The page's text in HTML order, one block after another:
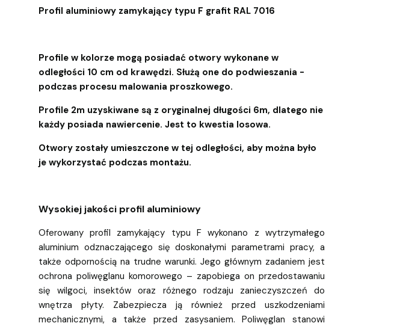
Profil aluminiowy zamykający typu F grafit RAL 7016
Profile w kolorze mogą posiadać otwory wykonane w
odległości 10 cm od krawędzi. Służą one do podwieszania -
podczas procesu malowania proszkowego.
Profile 2m uzyskiwane są z oryginalnej długości 6m, dlatego nie
każdy posiada nawiercenie. Jest to kwestia losowa.
Otwory zostały umieszczone w tej odległości, aby można było
je wykorzystać podczas montażu.
Wysokiej jakości profil aluminiowy
Oferowany profil zamykający typu F wykonano z wytrzymałego
aluminium odznaczającego się doskonałymi parametrami pracy, a
także odpornością na trudne warunki. Jego głównym zadaniem jest
ochrona poliwęglanu komorowego – zapobiega on przedostawaniu
się wilgoci, insektów oraz różnego rodzaju zanieczyszczeń do
wnętrza płyty. Zabezpiecza ją również przed uszkodzeniami
mechanicznymi, a także przed zasysaniem. Poliwęglan stanowi